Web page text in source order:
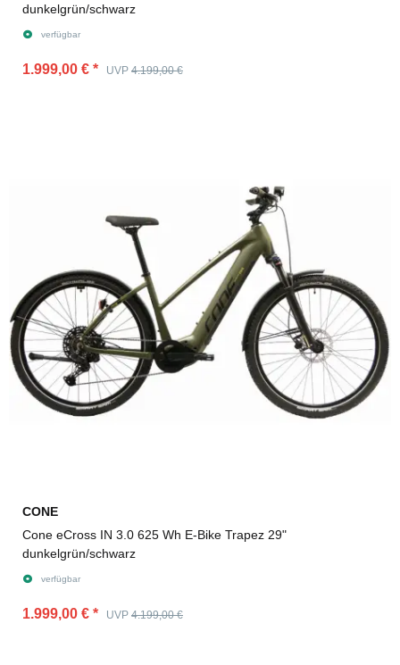
dunkelgrün/schwarz
verfügbar
1.999,00 € * UVP 4.199,00 €
CONE
Cone eCross IN 3.0 625 Wh E-Bike Trapez 29"
dunkelgrün/schwarz
verfügbar
1.999,00 € * UVP 4.199,00 €